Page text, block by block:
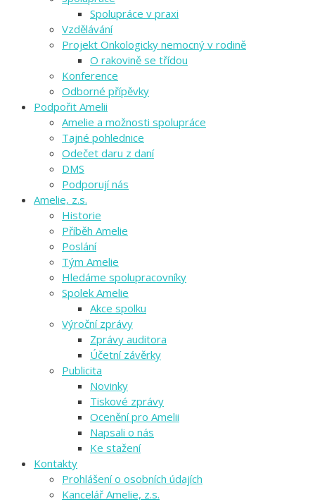
Spolupráce v praxi
Vzdělávání
Projekt Onkologicky nemocný v rodině
O rakovině se třídou
Konference
Odborné přípěvky
Podpořit Amelii
Amelie a možnosti spolupráce
Tajné pohlednice
Odečet daru z daní
DMS
Podporují nás
Amelie, z.s.
Historie
Příběh Amelie
Poslání
Tým Amelie
Hledáme spolupracovníky
Spolek Amelie
Akce spolku
Výroční zprávy
Zprávy auditora
Účetní závěrky
Publicita
Novinky
Tiskové zprávy
Ocenění pro Amelii
Napsali o nás
Ke stažení
Kontakty
Prohlášení o osobních údajích
Kancelář Amelie, z.s.